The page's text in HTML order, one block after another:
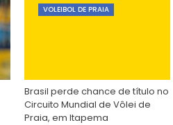
VOLEIBOL DE PRAIA
Brasil perde chance de título no
Circuito Mundial de Vôlei de
Praia, em Itapema